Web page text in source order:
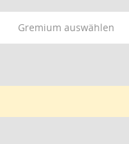
Gremium auswählen